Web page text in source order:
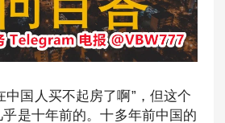
中国人买不起房了啊”，但这个
是十年前的。十多年前中国的